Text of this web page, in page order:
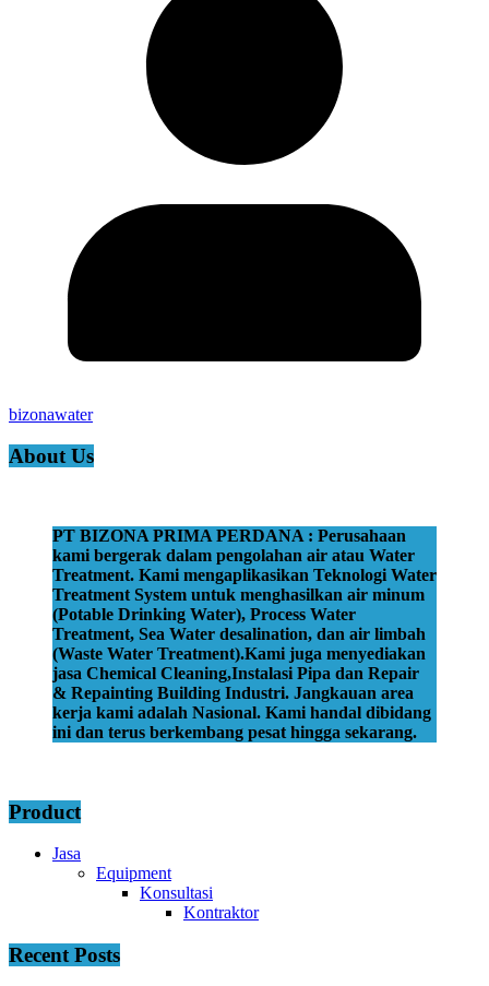
bizonawater
About Us
PT BIZONA PRIMA PERDANA : Perusahaan
kami bergerak dalam pengolahan air atau Water
Treatment. Kami mengaplikasikan Teknologi Water
Treatment System untuk menghasilkan air minum
(Potable Drinking Water), Process Water
Treatment, Sea Water desalination, dan air limbah
(Waste Water Treatment).Kami juga menyediakan
jasa Chemical Cleaning,Instalasi Pipa dan Repair
& Repainting Building Industri. Jangkauan area
kerja kami adalah Nasional. Kami handal dibidang
ini dan terus berkembang pesat hingga sekarang.
Product
Jasa
Equipment
Konsultasi
Kontraktor
Recent Posts